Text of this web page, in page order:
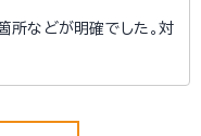
所などが明確でした。対